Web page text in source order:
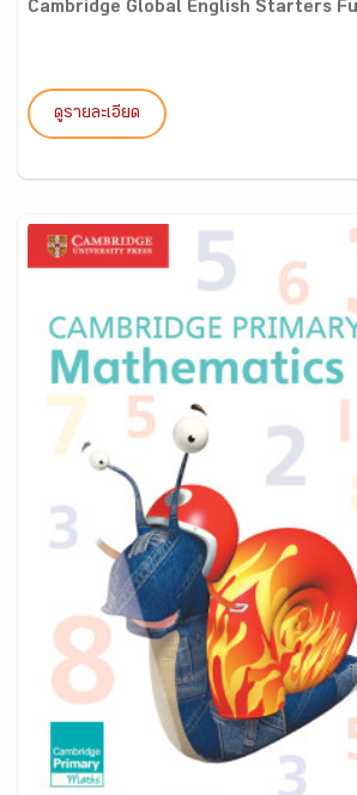
Cambridge Global English Starters
ดูรายละเอียด